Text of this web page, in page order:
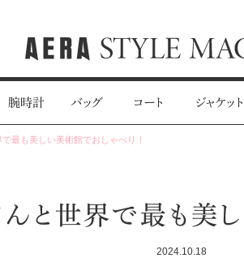
腕時計 バッグ コート ジャケット
最も美しい美術館でおしゃべり！
と世界で最も美し
2024.10.18